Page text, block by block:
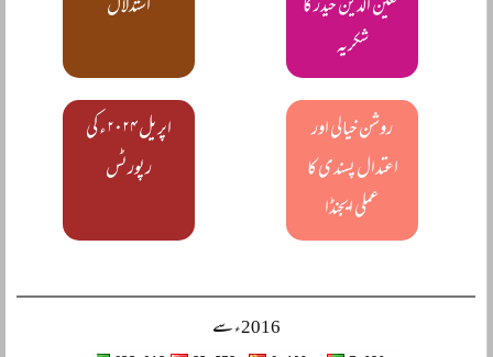
معین الدین حیدر کا
شکریہ
استدلال
روشن خیالی اور
اعتدال پسندی کا
عملی ایجنڈا
اپریل ۲۰۲۴ء کی
رپورٹس
2016ء سے